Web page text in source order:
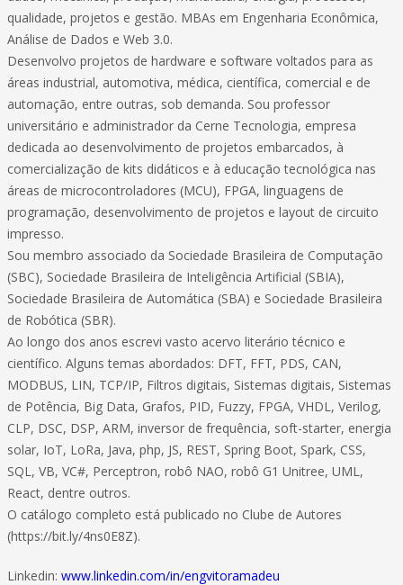
qualidade, projetos e gestão. MBAs em Engenharia Econômica,
Análise de Dados e Web 3.0.
Desenvolvo projetos de hardware e software voltados para as
áreas industrial, automotiva, médica, científica, comercial e de
automação, entre outras, sob demanda. Sou professor
universitário e administrador da Cerne Tecnologia, empresa
dedicada ao desenvolvimento de projetos embarcados, à
comercialização de kits didáticos e à educação tecnológica nas
áreas de microcontroladores (MCU), FPGA, linguagens de
programação, desenvolvimento de projetos e layout de circuito
impresso.
Sou membro associado da Sociedade Brasileira de Computação
(SBC), Sociedade Brasileira de Inteligência Artificial (SBIA),
Sociedade Brasileira de Automática (SBA) e Sociedade Brasileira
de Robótica (SBR).
Ao longo dos anos escrevi vasto acervo literário técnico e
científico. Alguns temas abordados: DFT, FFT, PDS, CAN,
MODBUS, LIN, TCP/IP, Filtros digitais, Sistemas digitais, Sistemas
de Potência, Big Data, Grafos, PID, Fuzzy, FPGA, VHDL, Verilog,
CLP, DSC, DSP, ARM, inversor de frequência, soft-starter, energia
solar, IoT, LoRa, Java, php, JS, REST, Spring Boot, Spark, CSS,
SQL, VB, VC#, Perceptron, robô NAO, robô G1 Unitree, UML,
React, dentre outros.
O catálogo completo está publicado no Clube de Autores
(https://bit.ly/4ns0E8Z).
Linkedin: www.linkedin.com/in/engvitoramadeu